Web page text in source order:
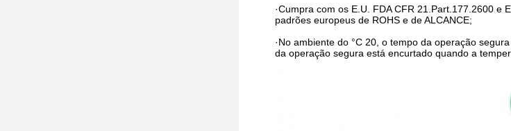
·Cumpra com os E.U. FDA CFR 21.Part.177.2600
padrões europeus de ROHS e de ALCANCE;
·No ambiente do °C 20, o tempo da operação
da operação segura está encurtado quando a